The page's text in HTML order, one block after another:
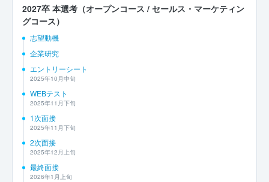
2027卒 本選考（オープンコース / セールス・マーケティン
グコース）
志望動機
企業研究
エントリーシート
2025年10月中旬
WEBテスト
2025年11月下旬
1次面接
2025年11月下旬
2次面接
2025年12月上旬
最終面接
2026年1月上旬